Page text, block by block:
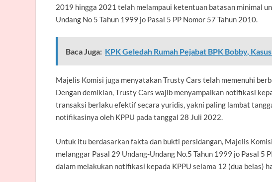
2019 hingga 2021 telah melampaui ketentuan batasan minimal
Undang No 5 Tahun 1999 jo Pasal 5 PP Nomor 57 Tahun 2010.
Baca Juga: KPK Geledah Rumah Pejabat BPK Bobby,
Majelis Komisi juga menyatakan Trusty Cars telah memenuhi
Dengan demikian, Trusty Cars wajib menyampaikan notifikasi
transaksi berlaku efektif secara yuridis, yakni paling lambat
notifikasinya oleh KPPU pada tanggal 28 Juli 2022.
Untuk itu berdasarkan fakta dan bukti persidangan, Majelis
melanggar Pasal 29 Undang-Undang No.5 Tahun 1999 jo Pasal 5
dalam melakukan notifikasi kepada KPPU selama 12 (dua belas)